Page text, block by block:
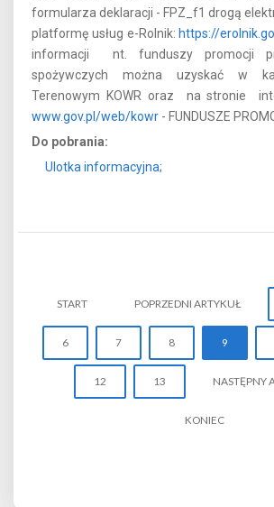
formularza deklaracji - FPZ_f1 drogą
platformę usług e-Rolnik: https://
informacji nt. funduszy promocji
spożywczych można uzyskać w
Terenowym KOWR oraz na stronie
www.gov.pl/web/kowr - FUNDUSZE
Do pobrania:
Ulotka informacyjna;
START POPRZEDNI ARTYKUŁ
6 7 8 9
12 13 NASTĘPNY
KONIEC